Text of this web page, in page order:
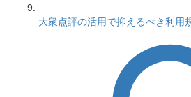
大衆点評の活用で抑えるべき利用